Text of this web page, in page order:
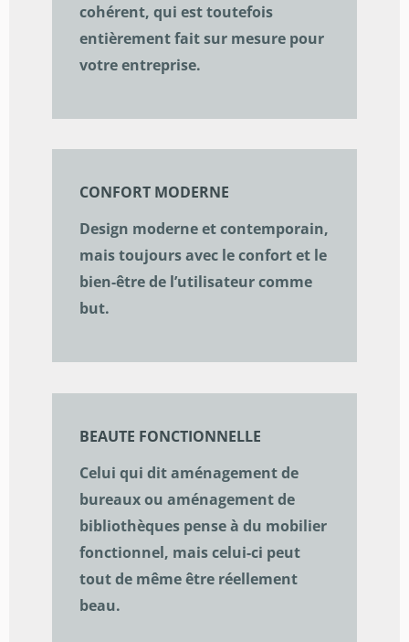
cohérent, qui est toutefois
entièrement fait sur mesure pour
votre entreprise.
CONFORT MODERNE
Design moderne et contemporain,
mais toujours avec le confort et le
bien-être de l’utilisateur comme
but.
BEAUTE FONCTIONNELLE
Celui qui dit aménagement de
bureaux ou aménagement de
bibliothèques pense à du mobilier
fonctionnel, mais celui-ci peut
tout de même être réellement
beau.